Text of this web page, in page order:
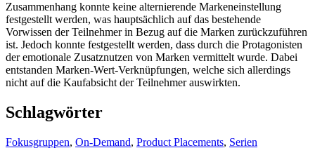
Zusammenhang konnte keine alternierende Markeneinstellung
festgestellt werden, was hauptsächlich auf das bestehende
Vorwissen der Teilnehmer in Bezug auf die Marken zurückzuführen
ist. Jedoch konnte festgestellt werden, dass durch die Protagonisten
der emotionale Zusatznutzen von Marken vermittelt wurde. Dabei
entstanden Marken-Wert-Verknüpfungen, welche sich allerdings
nicht auf die Kaufabsicht der Teilnehmer auswirkten.
Schlagwörter
Fokusgruppen, On-Demand, Product Placements, Serien